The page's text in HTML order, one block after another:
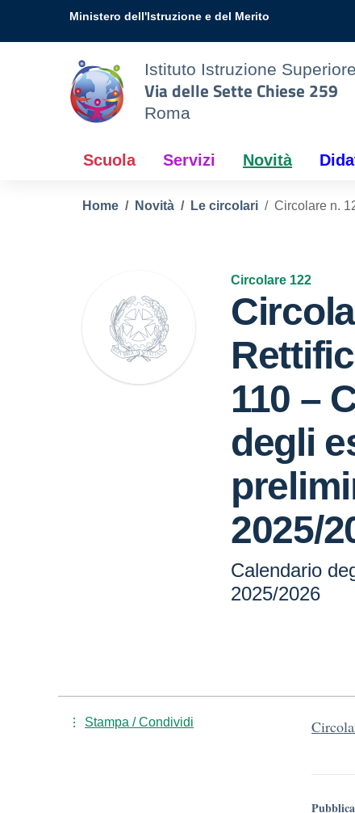
Ministero dell'Istruzione e del Merito
Istituto Istruzione Superiore
Via delle Sette Chiese 259
Roma
Scuola Servizi Novità
Home Novità Le circolari Circolare n.
Circolare 122
110 –
degli
2025/
Calendario
2025/2026
Stampa / Condividi